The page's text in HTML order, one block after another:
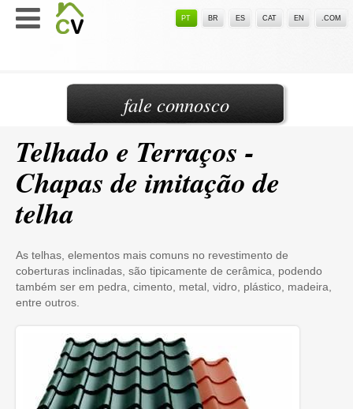
PT BR ES CAT EN .COM
Telhado e Terraços -
Chapas de imitação de
telha
As telhas, elementos mais comuns no revestimento de
coberturas inclinadas, são tipicamente de cerâmica, podendo
também ser em pedra, cimento, metal, vidro, plástico, madeira,
entre outros.
fale connosco